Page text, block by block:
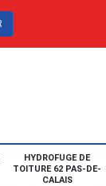
HYDROFUGE DE
TOITURE 62 PAS-DE-
CALAIS